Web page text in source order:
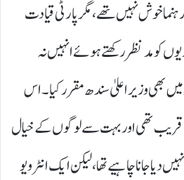
خوش نہیں تھے، مگر پارٹی قیادت
کو مدنظر رکھتے ہوئے انہیں نہ
2008ء بلکہ 2013ء میں بھی وزیراعلیٰ سندھ مقرر کیا۔ اس
80برس کے قریب تھی اور بہت سے لوگوں کے خیال
دیا جانا چاہیے تھا، لیکن ایک انٹرویو